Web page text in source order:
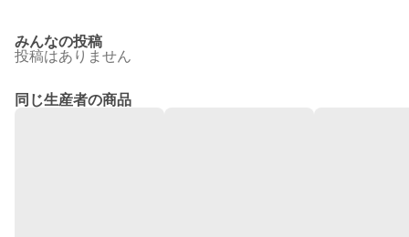
みんなの投稿
投稿はありません
同じ生産者の商品